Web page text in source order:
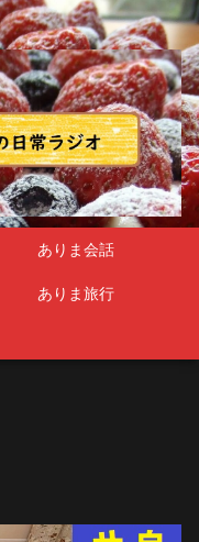
ありま会話
ありま旅行